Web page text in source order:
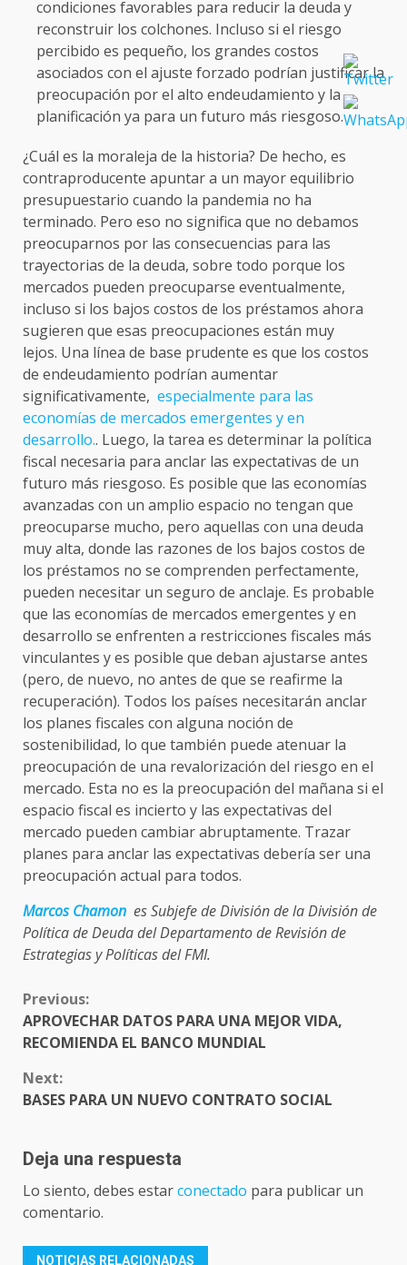
condiciones favorables para reducir la deuda y
reconstruir los colchones. Incluso si el riesgo
percibido es pequeño, los grandes costos
asociados con el ajuste forzado podrían justificar la
preocupación por el alto endeudamiento y la
planificación ya para un futuro más riesgoso.
¿Cuál es la moraleja de la historia? De hecho, es
contraproducente apuntar a un mayor equilibrio
presupuestario cuando la pandemia no ha
terminado. Pero eso no significa que no debamos
preocuparnos por las consecuencias para las
trayectorias de la deuda, sobre todo porque los
mercados pueden preocuparse eventualmente,
incluso si los bajos costos de los préstamos ahora
sugieren que esas preocupaciones están muy
lejos. Una línea de base prudente es que los costos
de endeudamiento podrían aumentar
significativamente, especialmente para las
economías de mercados emergentes y en
desarrollo.. Luego, la tarea es determinar la política
fiscal necesaria para anclar las expectativas de un
futuro más riesgoso. Es posible que las economías
avanzadas con un amplio espacio no tengan que
preocuparse mucho, pero aquellas con una deuda
muy alta, donde las razones de los bajos costos de
los préstamos no se comprenden perfectamente,
pueden necesitar un seguro de anclaje. Es probable
que las economías de mercados emergentes y en
desarrollo se enfrenten a restricciones fiscales más
vinculantes y es posible que deban ajustarse antes
(pero, de nuevo, no antes de que se reafirme la
recuperación). Todos los países necesitarán anclar
los planes fiscales con alguna noción de
sostenibilidad, lo que también puede atenuar la
preocupación de una revalorización del riesgo en el
mercado. Esta no es la preocupación del mañana si el
espacio fiscal es incierto y las expectativas del
mercado pueden cambiar abruptamente. Trazar
planes para anclar las expectativas debería ser una
preocupación actual para todos.
Marcos Chamon es Subjefe de División de la División de
Política de Deuda del Departamento de Revisión de
Estrategias y Políticas del FMI.
CONTINUE
READING
Previous:
APROVECHAR DATOS PARA UNA MEJOR VIDA,
RECOMIENDA EL BANCO MUNDIAL
Next:
BASES PARA UN NUEVO CONTRATO SOCIAL
Deja una respuesta
Lo siento, debes estarconectado para publicar un
comentario.
NOTICIAS RELACIONADAS